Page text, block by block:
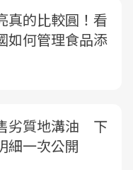
真的比較圓！看
如何管理食品添
劣質地溝油 下
細一次公開